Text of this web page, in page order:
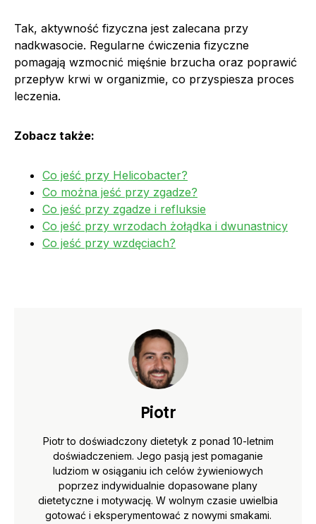
Tak, aktywność fizyczna jest zalecana przy
nadkwasocie. Regularne ćwiczenia fizyczne
pomagają wzmocnić mięśnie brzucha oraz poprawić
przepływ krwi w organizmie, co przyspiesza proces
leczenia.
Zobacz także:
Co jeść przy Helicobacter?
Co można jeść przy zgadze?
Co jeść przy zgadze i refluksie
Co jeść przy wrzodach żołądka i dwunastnicy
Co jeść przy wzdęciach?
Piotr
Piotr to doświadczony dietetyk z ponad 10-letnim
doświadczeniem. Jego pasją jest pomaganie
ludziom w osiąganiu ich celów żywieniowych
poprzez indywidualnie dopasowane plany
dietetyczne i motywację. W wolnym czasie uwielbia
gotować i eksperymentować z nowymi smakami.